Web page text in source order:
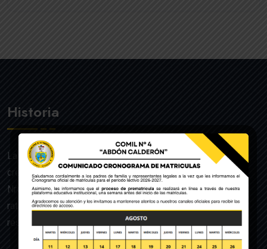
Historia
La UE de FF.AA. Colegio Militar N°4 “Abdón Calderón” fue
creado mediante Acuerdo Ministerial de la Orden General
Nro. 140, dado en Quito el 22 de julio del año 1992 y
ratificado por el Ministerio de Educación mediante
resolución Nro. 608 del 29 de julio de 1992.